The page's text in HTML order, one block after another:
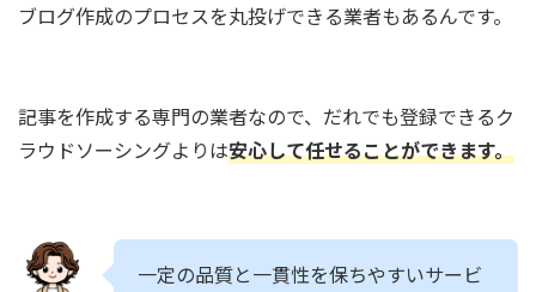
ブログ作成のプロセスを丸投げできる業者もあるんです。
記事を作成する専門の業者なので、だれでも登録できるク
ラウドソーシングよりは安心して任せることができます。
一定の品質と一貫性を保ちやすいサービ